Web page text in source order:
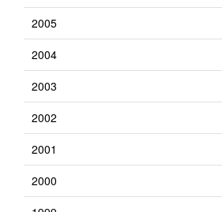
2005
2004
2003
2002
2001
2000